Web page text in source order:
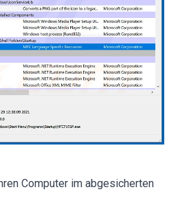
Computer im abgesicherten